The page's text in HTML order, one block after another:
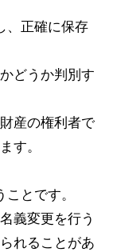
、正確に保存
どうか判別す
産の権利者で
す。
とです。
義変更を行う
れることがあ